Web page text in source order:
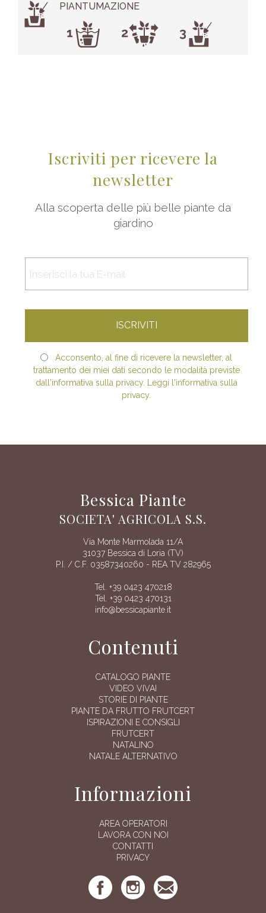
PIANTUMAZIONE
Iscriviti per ricevere la
newsletter
Alla scoperta delle più belle piante da
giardino
Acconsento, al fine di ricevere la newsletter, al
trattamento dei miei dati secondo le modalità previste
dall'informativa sulla privacy. Leggi l'informativa sulla
privacy.
Bessica Piante
SOCIETA' AGRICOLA S.S.
Via Monte Marmolada 11/A
31037 Bessica di Loria (TV)
P.I. / C.F. 03587340260 - REA TV 282965
Tel. +39 0423 470218
Tel. +39 0423 470131
info@bessicapiante.it
Contenuti
CATALOGO PIANTE
VIDEO VIVAI
STORIE DI PIANTE
PIANTE DA FRUTTO FRUTCERT
ISPIRAZIONI E CONSIGLI
FRUTCERT
NATALINO
NATALE ALTERNATIVO
Informazioni
AREA OPERATORI
LAVORA CON NOI
CONTATTI
PRIVACY